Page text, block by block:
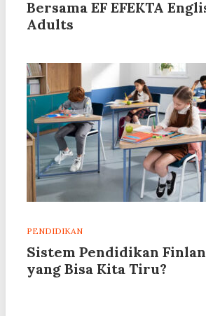
Bersama EF EFEKTA
Adults
PENDIDIKAN
Sistem Pendidikan
yang Bisa Kita Tiru?